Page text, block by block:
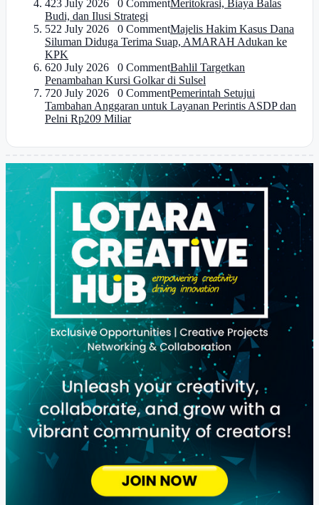
423 July 2026 0 CommentMeritokrasi, Biaya Balas
Budi, dan Ilusi Strategi
522 July 2026 0 CommentMajelis Hakim Kasus Dana
Siluman Diduga Terima Suap, AMARAH Adukan ke
KPK
620 July 2026 0 CommentBahlil Targetkan
Penambahan Kursi Golkar di Sulsel
720 July 2026 0 CommentPemerintah Setujui
Tambahan Anggaran untuk Layanan Perintis ASDP dan
Pelni Rp209 Miliar